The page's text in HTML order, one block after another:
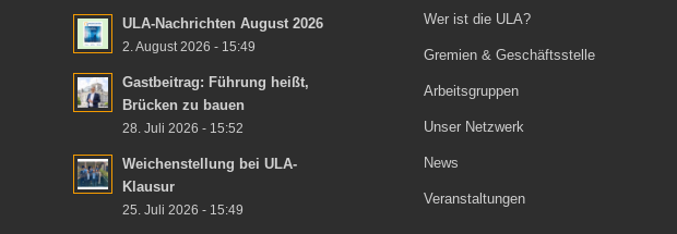
ULA-Nachrichten August 2026
2. August 2026 - 15:49
Gastbeitrag: Führung heißt,
Brücken zu bauen
28. Juli 2026 - 15:52
Weichenstellung bei ULA-
Klausur
25. Juli 2026 - 15:49
Wer ist die ULA?
Gremien & Geschäftsstelle
Arbeitsgruppen
Unser Netzwerk
News
Veranstaltungen